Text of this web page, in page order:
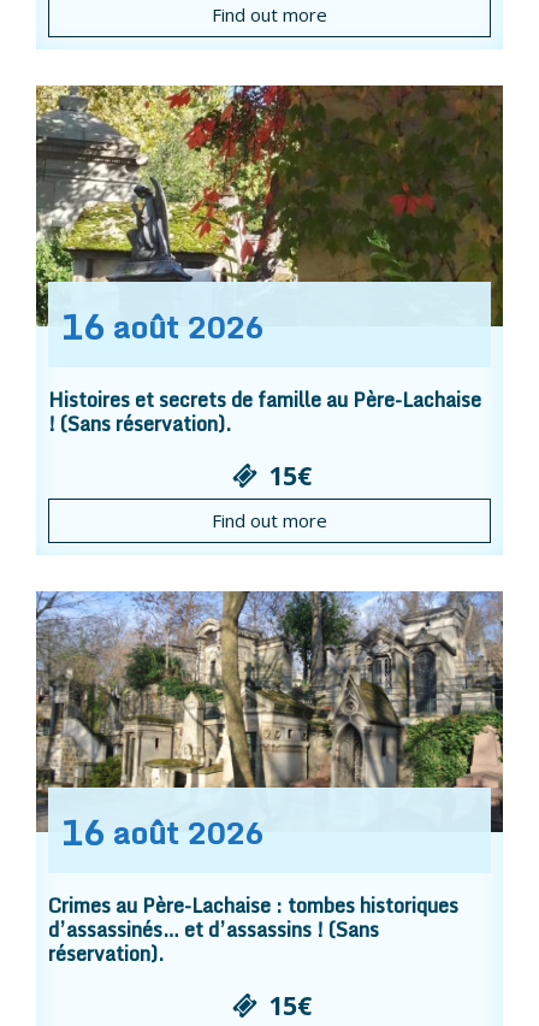
Find out more
16 août 2026
Histoires et secrets de famille au Père-Lachaise
! (Sans réservation).
15€
Find out more
16 août 2026
Crimes au Père-Lachaise : tombes historiques
d’assassinés… et d’assassins ! (Sans
réservation).
15€